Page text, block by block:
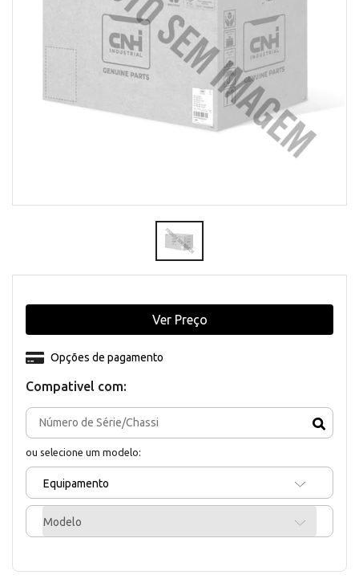
Compativel com:
ou selecione um modelo:
Equipamento
Modelo
Opções de pagamento
Ver Preço